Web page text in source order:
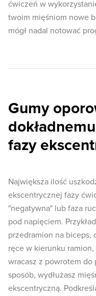
ćwiczeń w
twoim mięśniom nowe
mógł nadal notować
Gumy
fazy
Największa ilość
ekscentrycznej fazy
"negatywna" lub faza
pod napięciem.
przedramion na biceps,
ręce w kierunku
wracasz z powrotem
sposób, wydłużasz
ekscentryczną.